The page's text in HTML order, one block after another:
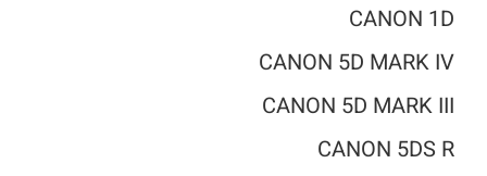
CANON 1D
CANON 5D MARK IV
CANON 5D MARK III
CANON 5DS R